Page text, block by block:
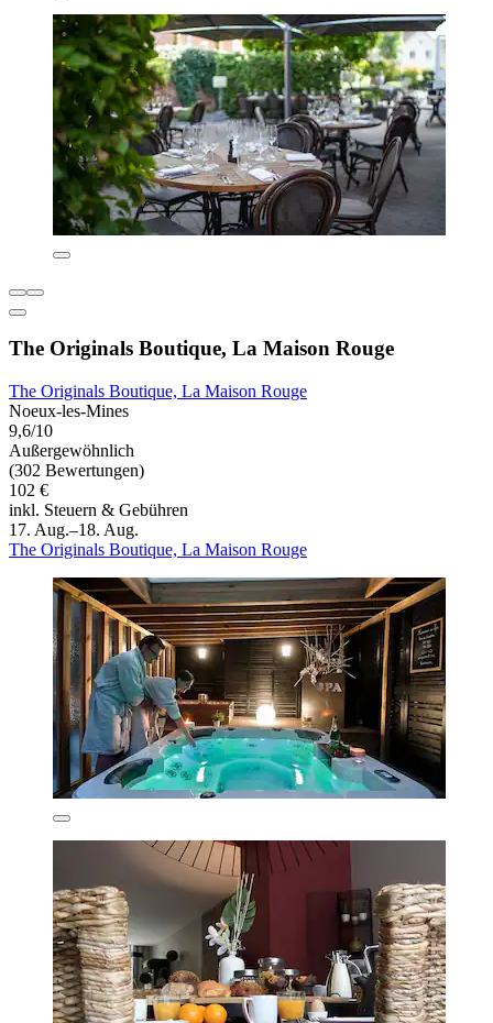
The Originals Boutique, La Maison Rouge
The Originals Boutique, La Maison Rouge
Noeux-les-Mines
9,6/10
Außergewöhnlich
(302 Bewertungen)
102 €
inkl. Steuern & Gebühren
17. Aug.–18. Aug.
The Originals Boutique, La Maison Rouge